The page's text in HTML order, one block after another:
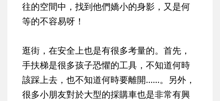
往的空間中，找到他們嬌小的身影，又是何
等的不容易呀！
逛街，在安全上也是有很多考量的。首先，
手扶梯是很多孩子恐懼的工具，不知道何時
該踩上去，也不知道何時要離開……。另外，
很多小朋友對於大型的採購車也是非常有興